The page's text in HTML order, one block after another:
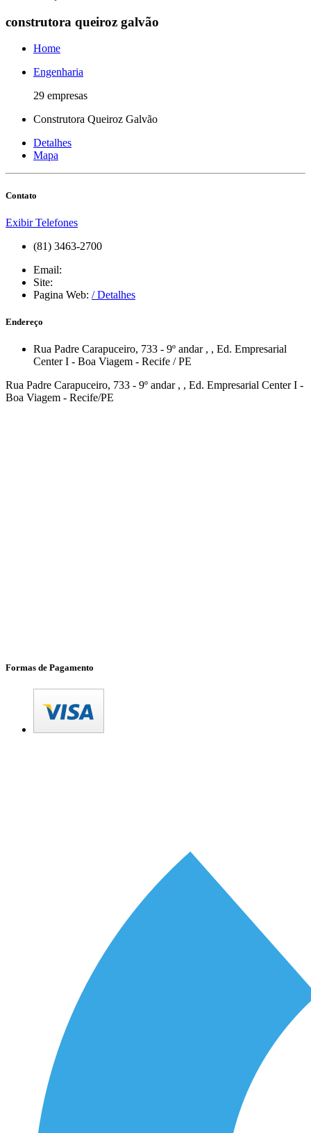
construtora queiroz galvão
Home
Engenharia
29 empresas
Construtora Queiroz Galvão
Detalhes
Mapa
Contato
Exibir Telefones
(81) 3463-2700
Email:
Site:
Pagina Web: / Detalhes
Endereço
Rua Padre Carapuceiro, 733 - 9º andar , , Ed. Empresarial
Center I - Boa Viagem - Recife /PE
Rua Padre Carapuceiro, 733 - 9º andar , , Ed. Empresarial Center I -
Boa Viagem - Recife/PE
Formas de Pagamento